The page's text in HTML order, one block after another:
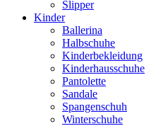
Slipper
Kinder
Ballerina
Halbschuhe
Kinderbekleidung
Kinderhausschuhe
Pantolette
Sandale
Spangenschuh
Winterschuhe